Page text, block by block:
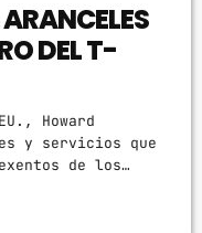
DEL T-
Howard
y servicios que
de los
más,